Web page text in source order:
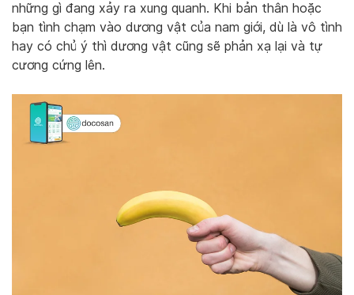
những gì đang xảy ra xung quanh. Khi bản thân hoặc
bạn tình chạm vào dương vật của nam giới, dù là vô tình
hay có chủ ý thì dương vật cũng sẽ phản xạ lại và tự
cương cứng lên.